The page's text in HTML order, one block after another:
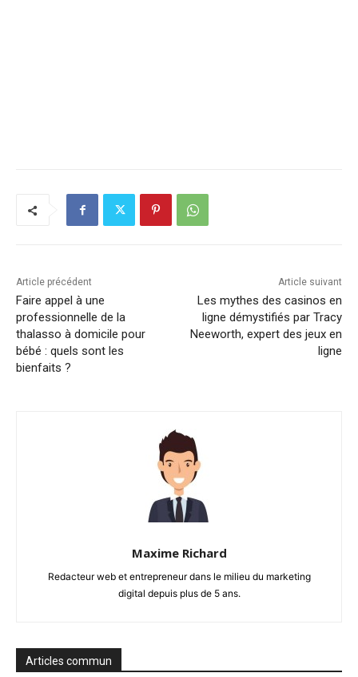
Article précédent
Faire appel à une
professionnelle de la
thalasso à domicile pour
bébé : quels sont les
bienfaits ?
Article suivant
Les mythes des casinos en
ligne démystifiés par Tracy
Neeworth, expert des jeux en
ligne
Maxime Richard
Redacteur web et entrepreneur dans le milieu du marketing
digital depuis plus de 5 ans.
Articles commun